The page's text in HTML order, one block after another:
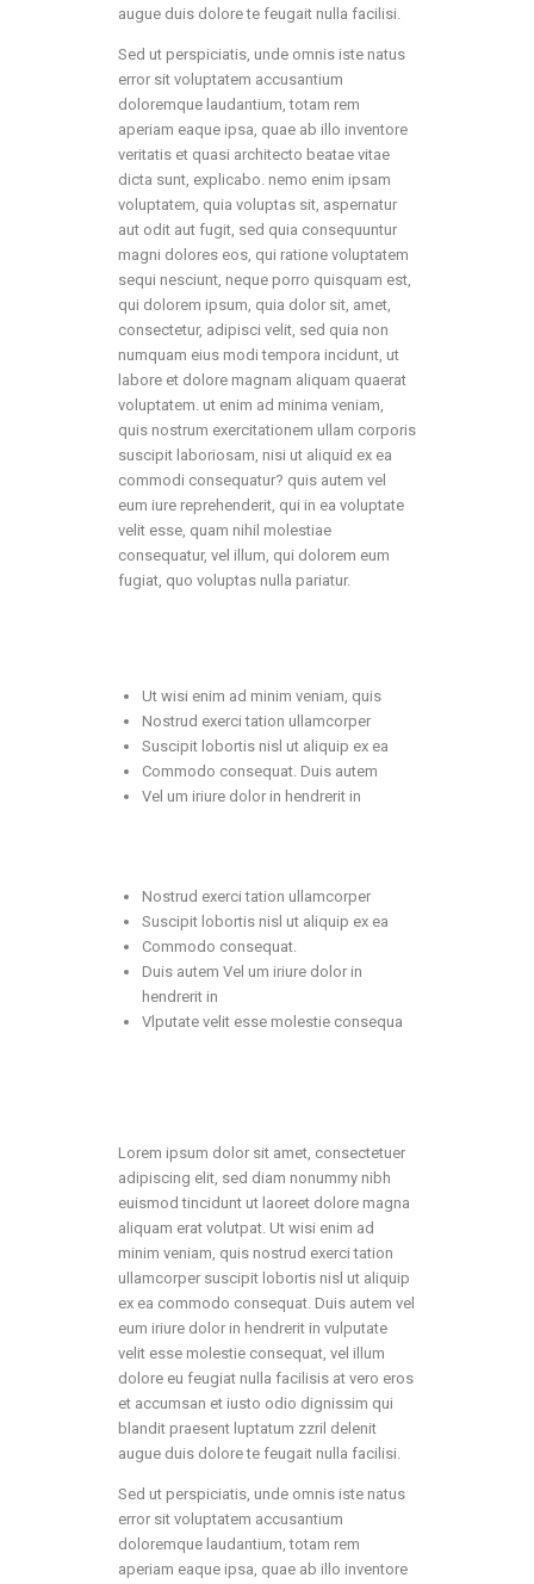
augue duis dolore te feugait nulla facilisi.
Sed ut perspiciatis, unde omnis iste natus
error sit voluptatem accusantium
doloremque laudantium, totam rem
aperiam eaque ipsa, quae ab illo inventore
veritatis et quasi architecto beatae vitae
dicta sunt, explicabo. nemo enim ipsam
voluptatem, quia voluptas sit, aspernatur
aut odit aut fugit, sed quia consequuntur
magni dolores eos, qui ratione voluptatem
sequi nesciunt, neque porro quisquam est,
qui dolorem ipsum, quia dolor sit, amet,
consectetur, adipisci velit, sed quia non
numquam eius modi tempora incidunt, ut
labore et dolore magnam aliquam quaerat
voluptatem. ut enim ad minima veniam,
quis nostrum exercitationem ullam corporis
suscipit laboriosam, nisi ut aliquid ex ea
commodi consequatur? quis autem vel
eum iure reprehenderit, qui in ea voluptate
velit esse, quam nihil molestiae
consequatur, vel illum, qui dolorem eum
fugiat, quo voluptas nulla pariatur.
Ut wisi enim ad minim veniam, quis
Nostrud exerci tation ullamcorper
Suscipit lobortis nisl ut aliquip ex ea
Commodo consequat. Duis autem
Vel um iriure dolor in hendrerit in
Nostrud exerci tation ullamcorper
Suscipit lobortis nisl ut aliquip ex ea
Commodo consequat.
Duis autem Vel um iriure dolor in
hendrerit in
Vlputate velit esse molestie consequa
Lorem ipsum dolor sit amet, consectetuer
adipiscing elit, sed diam nonummy nibh
euismod tincidunt ut laoreet dolore magna
aliquam erat volutpat. Ut wisi enim ad
minim veniam, quis nostrud exerci tation
ullamcorper suscipit lobortis nisl ut aliquip
ex ea commodo consequat. Duis autem vel
eum iriure dolor in hendrerit in vulputate
velit esse molestie consequat, vel illum
dolore eu feugiat nulla facilisis at vero eros
et accumsan et iusto odio dignissim qui
blandit praesent luptatum zzril delenit
augue duis dolore te feugait nulla facilisi.
Sed ut perspiciatis, unde omnis iste natus
error sit voluptatem accusantium
doloremque laudantium, totam rem
aperiam eaque ipsa, quae ab illo inventore